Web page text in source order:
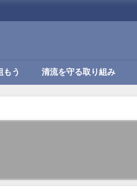
もう 清流を守る取り組み